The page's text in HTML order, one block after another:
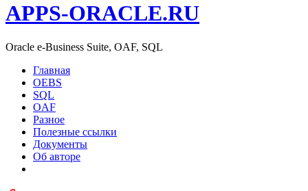
APPS-ORACLE.RU
Oracle e-Business Suite, OAF, SQL
Главная
OEBS
SQL
OAF
Разное
Полезные ссылки
Документы
Об авторе